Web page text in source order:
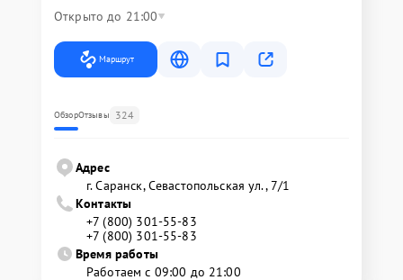
Открыто до 21:00
Маршрут
ОбзорОтзывы 324
Адрес
г. Саранск, Севастопольская ул., 7/1
Контакты
+7 (800) 301-55-83
+7 (800) 301-55-83
Время работы
Работаем с 09:00 до 21:00